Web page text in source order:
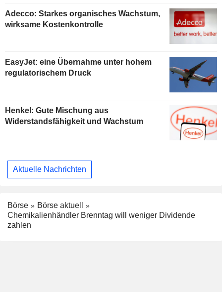
Adecco: Starkes organisches Wachstum,
wirksame Kostenkontrolle
EasyJet: eine Übernahme unter hohem
regulatorischem Druck
Henkel: Gute Mischung aus
Widerstandsfähigkeit und Wachstum
Aktuelle Nachrichten
Börse
Börse aktuell
Chemikalienhändler Brenntag will weniger Dividende
zahlen